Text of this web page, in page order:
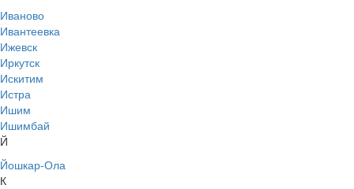
Иваново
Ивантеевка
Ижевск
Иркутск
Искитим
Истра
Ишим
Ишимбай
Й
Йошкар-Ола
К